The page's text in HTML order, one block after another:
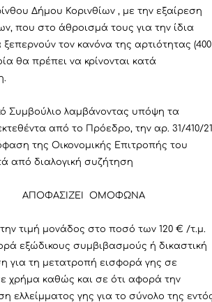
Δήμου Κορινθίων , με την εξαίρεση
που στο άθροισμά τους για την ίδια
ξεπερνούν τον κανόνα της αρτιότητας (400
θα πρέπει να κρίνονται κατά
Συμβούλιο λαμβάνοντας υπόψη τα
από το Πρόεδρο, την αρ. 31/410/
της Οικονομικής Επιτροπής του
από διαλογική συζήτηση
ΑΠΟΦΑΣΙΖΕΙ ΟΜΟΦΩΝΑ
την τιμή μονάδος στο ποσό των 120 € /τ.μ.
εξώδικους συμβιβασμούς ή δικαστική
για τη μετατροπή εισφορά γης σε
χρήμα καθώς και σε ότι αφορά την
ελλείμματος γης για το σύνολο της